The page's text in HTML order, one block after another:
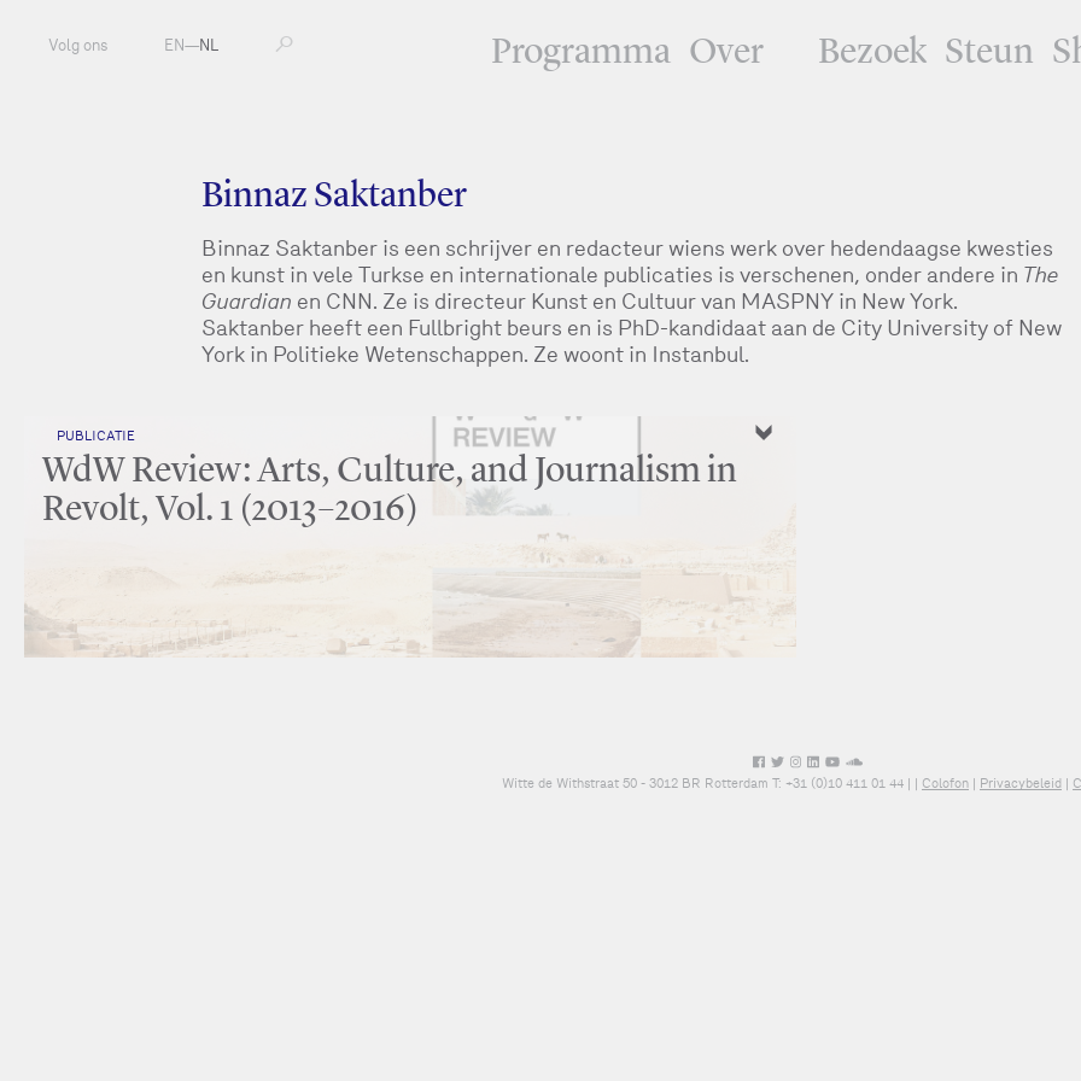
Programma Over Bezoek Steun
Volg ons EN—NL
Binnaz Saktanber
Binnaz Saktanber is een schrijver en redacteur wiens werk over hedendaagse kwesties
en kunst in vele Turkse en internationale publicaties is verschenen, onder andere in The
Guardian en CNN. Ze is directeur Kunst en Cultuur van MASPNY in New York.
Saktanber heeft een Fullbright beurs en is PhD-kandidaat aan de City University of New
York in Politieke Wetenschappen. Ze woont in Instanbul.
PUBLICATIE
WdW Review: Arts, Culture, and Journalism in
Revolt, Vol. 1 (2013–2016)
Witte de Withstraat 50 - 3012 BR Rotterdam T: +31 (0)10 411 01 44 | Colofon| Privacybeleid